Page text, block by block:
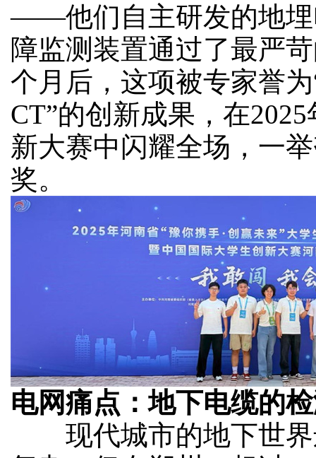
——他们自主研发的地埋
障监测装置通过了最严
个月后，这项被专家誉
CT”的创新成果，在
新大赛中闪耀全场，一
奖。
电网痛点：地下电缆的
现代城市的地下世界